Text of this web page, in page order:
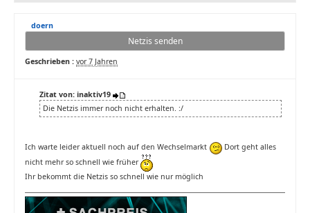
doern
Netzis senden
Geschrieben : vor 7 Jahren
Zitat von: inaktiv19
Die Netzis immer noch nicht erhalten. :/
Ich warte leider aktuell noch auf den Wechselmarkt
Dort geht alles
nicht mehr so schnell wie früher
Ihr bekommt die Netzis so schnell wie nur möglich